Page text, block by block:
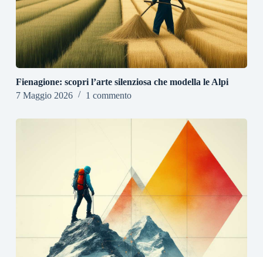
Fienagione: scopri l’arte silenziosa che modella le Alpi
7 Maggio 2026
1 commento